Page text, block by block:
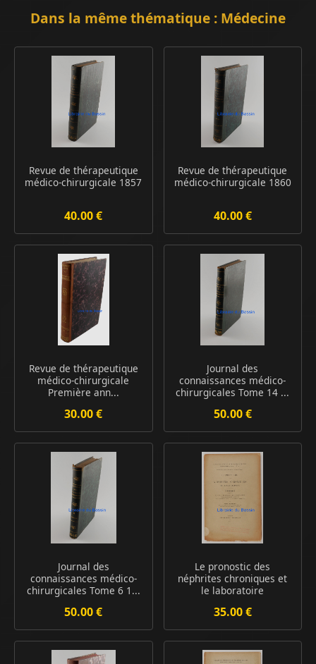
Dans la même thématique : Médecine
Revue de thérapeutique
médico-chirurgicale 1857
40.00 €
Revue de thérapeutique
médico-chirurgicale 1860
40.00 €
Revue de thérapeutique
médico-chirurgicale
Première ann...
30.00 €
Journal des
connaissances médico-
chirurgicales Tome 14 ...
50.00 €
Journal des
connaissances médico-
chirurgicales Tome 6 1...
50.00 €
Le pronostic des
néphrites chroniques et
le laboratoire
35.00 €